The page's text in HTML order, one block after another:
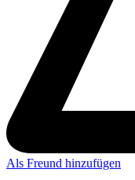
Als Freund hinzufügen